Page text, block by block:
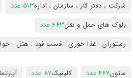
شرکت ، دفتر کار ، سازمان ، اداره513 عدد
بلوک های حمل و نقل643 عدد
رستوران - غذا خوری - فست فود ; هتل -
ستون467 عدد کلینیک87 عدد